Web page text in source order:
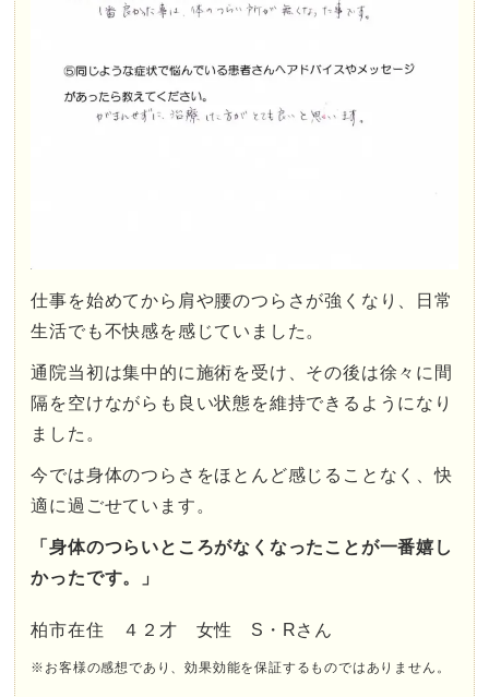
仕事を始めてから肩や腰のつらさが強くなり、日常
生活でも不快感を感じていました。
通院当初は集中的に施術を受け、その後は徐々に間
隔を空けながらも良い状態を維持できるようになり
ました。
今では身体のつらさをほとんど感じることなく、快
適に過ごせています。
「身体のつらいところがなくなったことが一番嬉し
かったです。」
柏市在住 ４２才 女性 S・Rさん
※お客様の感想であり、効果効能を保証するものではありません。